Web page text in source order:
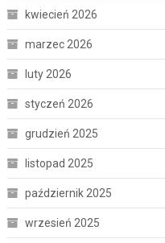
kwiecień 2026
marzec 2026
luty 2026
styczeń 2026
grudzień 2025
listopad 2025
październik 2025
wrzesień 2025